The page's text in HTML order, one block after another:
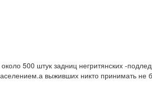
500 штук задниц негритянских -
выживших никто принимать не